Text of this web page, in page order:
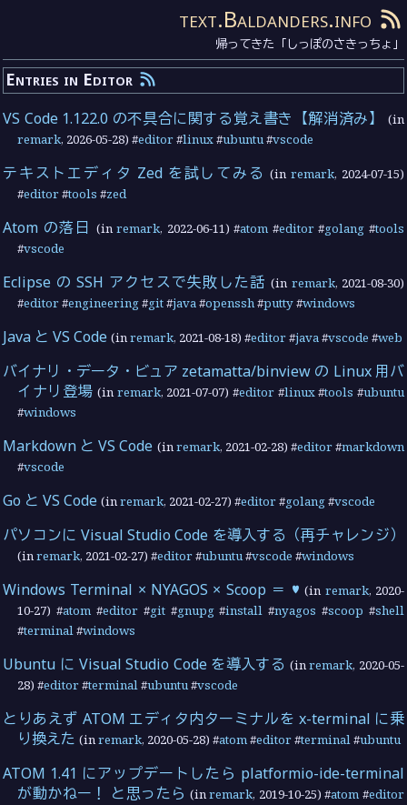
text.Baldanders.info
帰ってきた「しっぽのさきっちょ」
Entries in Editor
VS Code 1.122.0 の不具合に関する覚え書き【解消済み】
(in
remark, 2026-05-28) #editor#linux#ubuntu#vscode
テキストエディタ Zed を試してみる (inremark, 2024-07-15)
#editor#tools #zed
Atom の落日 (inremark, 2022-06-11) #atom #editor#golang #tools
#vscode
Eclipse の SSH アクセスで失敗した話 (in remark, 2021-08-30)
#editor#engineering#git#java#openssh#putty#windows
Java と VS Code (inremark, 2021-08-18) #editor#java#vscode #web
バイナリ・データ・ビュア zetamatta/binview の Linux 用バ
イナリ登場 (in remark, 2021-07-07) #editor#linux#tools #ubuntu
#windows
Markdown と VS Code (inremark, 2021-02-28) #editor#markdown
#vscode
Go と VS Code (inremark, 2021-02-27) #editor#golang#vscode
パソコンに Visual Studio Code を導入する（再チャレンジ）
(inremark, 2021-02-27) #editor#ubuntu#vscode #windows
Windows Terminal × NYAGOS × Scoop ＝ ♥ (in remark, 2020-
10-27) #atom #editor#git#gnupg#install #nyagos #scoop #shell
#terminal#windows
Ubuntu に Visual Studio Code を導入する (inremark, 2020-05-
28) #editor#terminal#ubuntu#vscode
とりあえず ATOM エディタ内ターミナルを x-terminal に乗
り換えた (inremark, 2020-05-28) #atom#editor#terminal#ubuntu
ATOM 1.41 にアップデートしたら platformio-ide-terminal
が動かねー！ と思ったら (inremark, 2019-10-25) #atom #editor